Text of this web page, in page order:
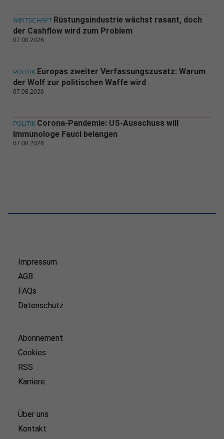
WIRTSCHAFT Rüstungsindustrie wächst rasant, doch
der Cashflow wird zum Problem
07.08.2026
POLITIK Europas zweiter Verfassungszusatz: Warum
der Wolf zur politischen Waffe wird
07.08.2026
POLITIK Corona-Pandemie: US-Ausschuss will
Immunologe Fauci belangen
07.08.2026
Impressum
AGB
FAQs
Datenschutz
Abonnement
Cookies
RSS
Karriere
Über uns
Kontakt